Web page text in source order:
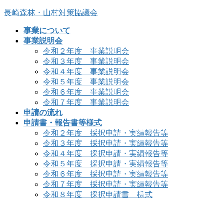
コ
ナ
長崎森林・山村対策協議会
事業について
事業説明会
令和２年度 事業説明会
令和３年度 事業説明会
令和４年度 事業説明会
令和５年度 事業説明会
令和６年度 事業説明会
令和７年度 事業説明会
申請の流れ
申請書・報告書等様式
令和２年度 採択申請・実績報告等
令和３年度 採択申請・実績報告等
令和４年度 採択申請・実績報告等
令和５年度 採択申請・実績報告等
令和６年度 採択申請・実績報告等
令和７年度 採択申請・実績報告等
令和８年度 採択申請書 様式